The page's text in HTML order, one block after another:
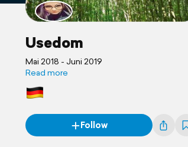
Usedom
Mai 2018 - Juni 2019
Read more
Follow